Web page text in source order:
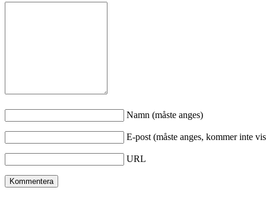
Namn (måste anges)
E-post (måste anges, kommer inte
URL